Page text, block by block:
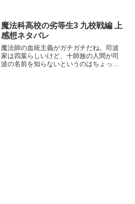
魔法科高校の劣等生3 九校戦編 上
感想ネタバレ
魔法師の血統主義がガチガチだね。司波
家は四葉らしいけど、十師族の人間が司
波の名前を知らないというのはちょっと